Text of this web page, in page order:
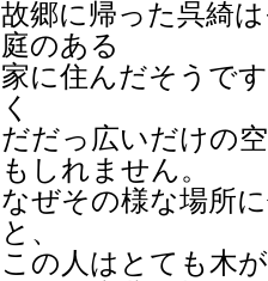
故郷に帰った呉綺
庭のある
家に住んだそうで
く
だだっ広いだけの
もしれません。
なぜその様な場所
と、
この人はとても木